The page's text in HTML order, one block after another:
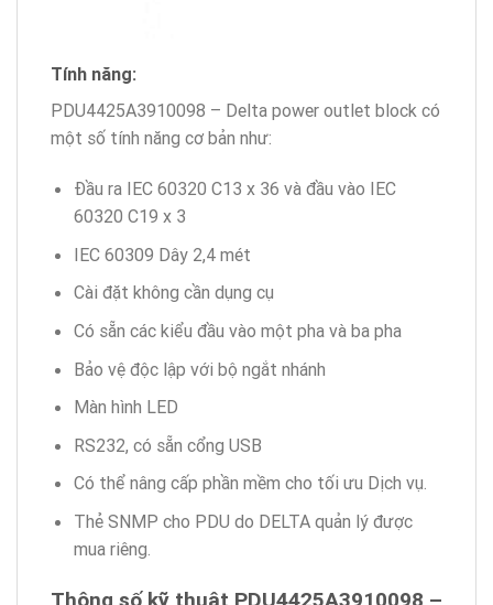
Tính năng:
PDU4425A3910098 – Delta power outlet block có
một số tính năng cơ bản như:
Đầu ra IEC 60320 C13 x 36 và đầu vào IEC
60320 C19 x 3
IEC 60309 Dây 2,4 mét
Cài đặt không cần dụng cụ
Có sẵn các kiểu đầu vào một pha và ba pha
Bảo vệ độc lập với bộ ngắt nhánh
Màn hình LED
RS232, có sẵn cổng USB
Có thể nâng cấp phần mềm cho tối ưu Dịch vụ.
Thẻ SNMP cho PDU do DELTA quản lý được
mua riêng.
Thông số kỹ thuật PDU4425A3910098 –